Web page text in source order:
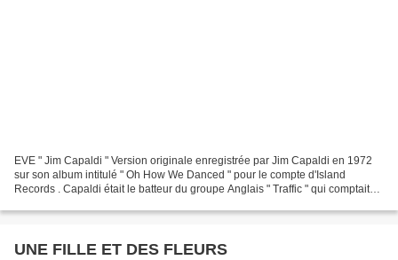
EVE " Jim Capaldi " Version originale enregistrée par Jim Capaldi en 1972
sur son album intitulé " Oh How We Danced " pour le compte d'Island
Records . Capaldi était le batteur du groupe Anglais " Traffic " qui comptait
UNE FILLE ET DES FLEURS